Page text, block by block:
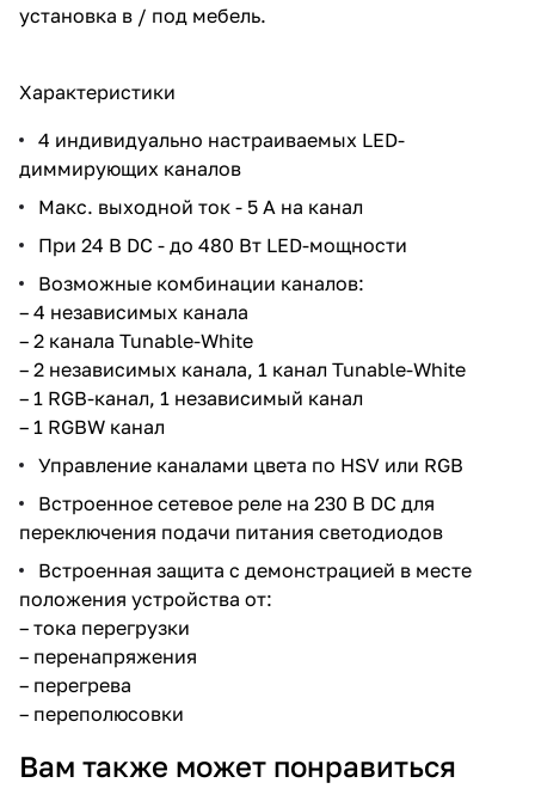
установка в / под мебель.
Характеристики
4 индивидуально настраиваемых LED-
диммирующих каналов
Макс. выходной ток - 5 А на канал
При 24 В DC - до 480 Вт LED-мощности
Возможные комбинации каналов:
– 4 независимых канала
– 2 канала Tunable-White
– 2 независимых канала, 1 канал Tunable-White
– 1 RGB-канал, 1 независимый канал
– 1 RGBW канал
Управление каналами цвета по HSV или RGB
Встроенное сетевое реле на 230 В DC для
переключения подачи питания светодиодов
Встроенная защита с демонстрацией в месте
положения устройства от:
– тока перегрузки
– перенапряжения
– перегрева
– переполюсовки
Вам также может понравиться
производства
Ссылка на
Снято с